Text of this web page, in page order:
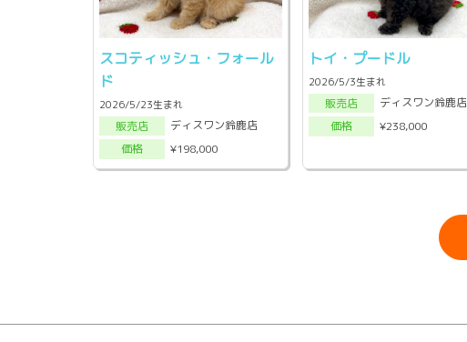
スコティッシュ・フォール
ド
2026/5/23生まれ
販売店
ディスワン鈴鹿店
価格
¥198,000
トイ・プードル
2026/5/3生まれ
販売店
ディスワン鈴鹿店
価格
¥238,000